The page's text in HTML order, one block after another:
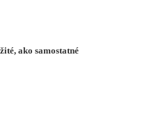
ako samostatné